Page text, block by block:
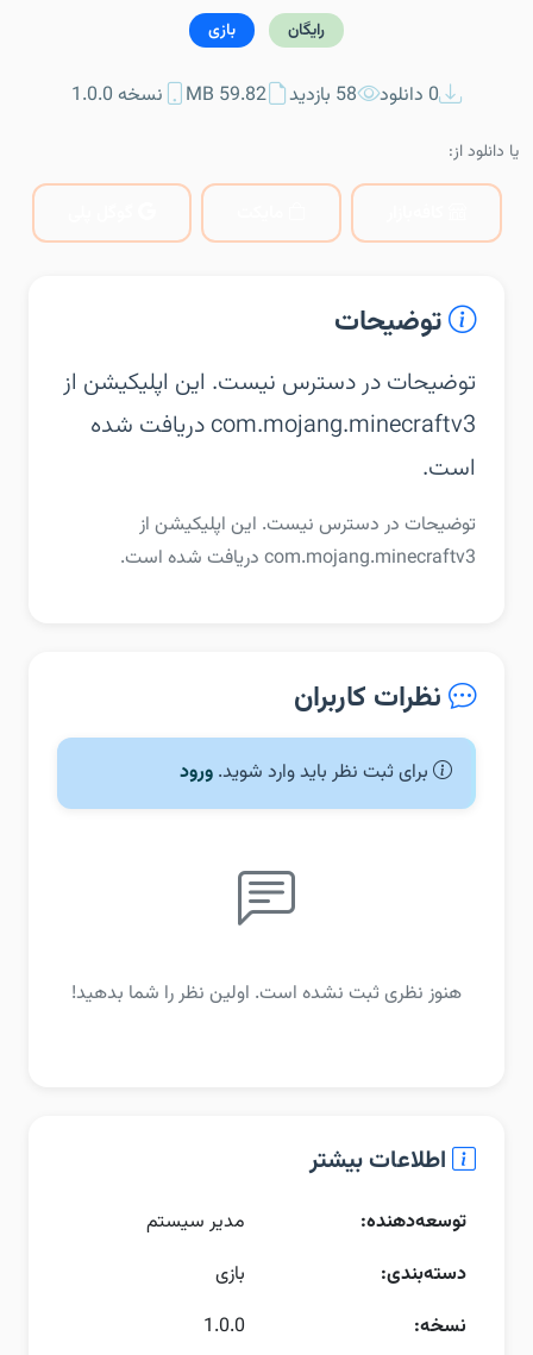
رایگان بازی
0 دانلود 58 بازدید 59.82 MB نسخه 1.0.0
یا دانلود از:
توضیحات
توضیحات در دسترس نیست. این اپلیکیشن از
com.mojang.minecraftv3 دریافت شده
است.
توضیحات در دسترس نیست. این اپلیکیشن از
com.mojang.minecraftv3 دریافت شده است.
نظرات کاربران
برای ثبت نظر باید وارد شوید. ورود
هنوز نظری ثبت نشده است. اولین نظر را شما بدهید!
اطلاعات بیشتر
توسعه‌دهنده:
مدیر سیستم
دسته‌بندی:
بازی
نسخه:
1.0.0